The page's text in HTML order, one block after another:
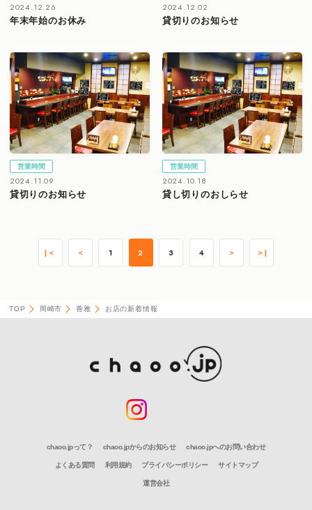
2024.12.26
年末年始のお休み
2024.12.02
貸切りのお知らせ
営業時間
2024.11.09
貸切りのお知らせ
営業時間
2024.10.18
貸し切りのおしらせ
|＜ ＜ 1 2 3 4 ＞ ＞|
TOP 岡崎市 善雅 お店の新着情報
chaoo.jpって？ chaoo.jpからのお知らせ chaoo.jpへのお問い合わせ
よくある質問 利用規約 プライバシーポリシー サイトマップ
運営会社